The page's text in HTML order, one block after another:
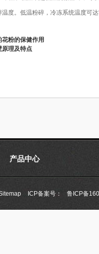
度。低温粉碎，冷冻系统温度可
粉的保健作用
原理及特点
产品中心
ICP备案号： 鲁ICP备